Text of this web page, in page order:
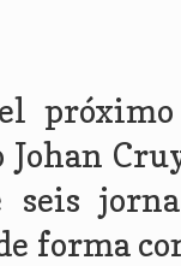
seis
forma